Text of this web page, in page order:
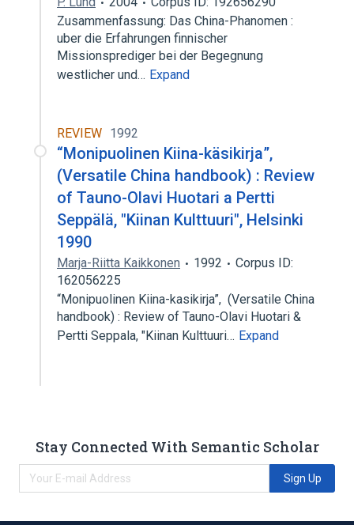
Zusammenfassung: Das China-Phanomen :
uber die Erfahrungen finnischer
Missionsprediger bei der Begegnung
westlicher und… Expand
REVIEW 1992
“Monipuolinen Kiina-käsikirja”,
(Versatile China handbook) : Review
of Tauno-Olavi Huotari a Pertti
Seppälä, "Kiinan Kulttuuri", Helsinki
1990
Marja-Riitta Kaikkonen 1992
Corpus ID:
162056225
“Monipuolinen Kiina-kasikirja”, (Versatile China
handbook) : Review of Tauno-Olavi Huotari &
Pertti Seppala, "Kiinan Kulttuuri… Expand
Stay Connected With Semantic Scholar
Sign Up